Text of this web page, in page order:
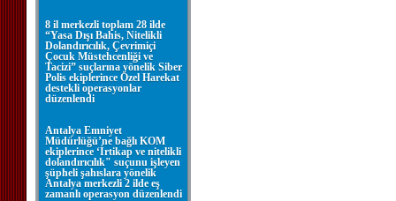
8 il merkezli toplam 28 ilde
“Yasa Dışı Bahis, Nitelikli
Dolandırıcılık, Çevrimiçi
Çocuk Müstehcenliği ve
Tacizi” suçlarına yönelik Siber
Polis ekiplerince Özel Harekat
destekli operasyonlar
düzenlendi
Antalya Emniyet
Müdürlüğü’ne bağlı KOM
ekiplerince ‘İrtikap ve nitelikli
dolandırıcılık" suçunu işleyen
şüpheli şahıslara yönelik
Antalya merkezli 2 ilde eş
zamanlı operasyon düzenlendi